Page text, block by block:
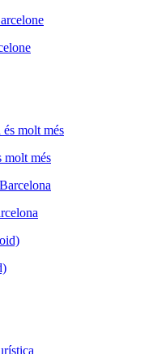
molt més